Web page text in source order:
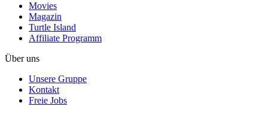
Movies
Magazin
Turtle Island
Affiliate Programm
Über uns
Unsere Gruppe
Kontakt
Freie Jobs